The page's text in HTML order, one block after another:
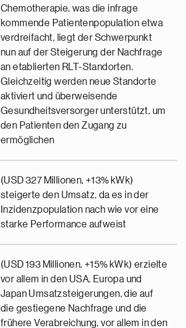
Chemotherapie, was die infrage
kommende Patientenpopulation etwa
verdreifacht, liegt der Schwerpunkt
nun auf der Steigerung der Nachfrage
an etablierten RLT-Standorten.
Gleichzeitig werden neue Standorte
aktiviert und überweisende
Gesundheitsversorger unterstützt, um
den Patienten den Zugang zu
ermöglichen
(USD 327 Millionen, +13% kWk)
steigerte den Umsatz, da es in der
Inzidenzpopulation nach wie vor eine
starke Performance aufweist
(USD 193 Millionen, +15% kWk) erzielte
vor allem in den USA, Europa und
Japan Umsatzsteigerungen, die auf
die gestiegene Nachfrage und die
frühere Verabreichung, vor allem in den